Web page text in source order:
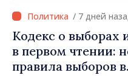
запрещённых
социальных сетях
/ 7 дней
Кодекс о выборах
в первом чтении:
правила выборов в